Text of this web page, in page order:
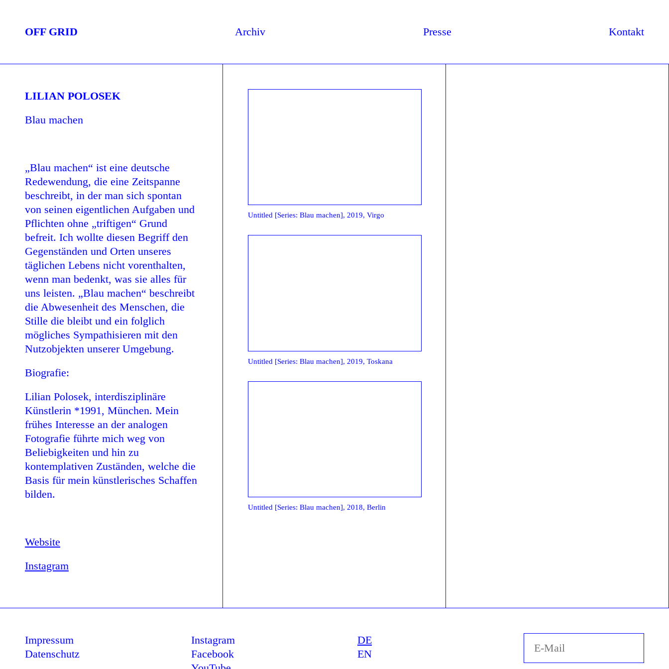
OFF GRID Archiv Presse Kontakt
LILIAN POLOSEK
Blau machen
„Blau machen“ ist eine deutsche
Redewendung, die eine Zeitspanne
beschreibt, in der man sich spontan
von seinen eigentlichen Aufgaben und
Pflichten ohne „triftigen“ Grund
befreit. Ich wollte diesen Begriff den
Gegenständen und Orten unseres
täglichen Lebens nicht vorenthalten,
wenn man bedenkt, was sie alles für
uns leisten. „Blau machen“ beschreibt
die Abwesenheit des Menschen, die
Stille die bleibt und ein folglich
mögliches Sympathisieren mit den
Nutzobjekten unserer Umgebung.
Biografie:
Lilian Polosek, interdisziplinäre
Künstlerin *1991, München. Mein
frühes Interesse an der analogen
Fotografie führte mich weg von
Beliebigkeiten und hin zu
kontemplativen Zuständen, welche die
Basis für mein künstlerisches Schaffen
bilden.
Website
Instagram
Untitled [Series: Blau machen], 2019, Virgo
Untitled [Series: Blau machen], 2019, Toskana
Untitled [Series: Blau machen], 2018, Berlin
Impressum
Datenschutz
Instagram
Facebook
DE
EN